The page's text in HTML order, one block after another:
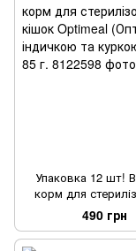
Упаковка 12 шт!
корм для
кішок Optimeal
індичкою та куркою
85 г.
490 грн